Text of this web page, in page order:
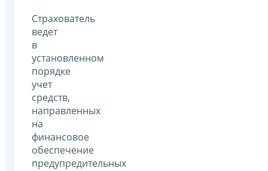
Страхователь
ведет
в
установленном
порядке
учет
средств,
направленных
на
финансовое
обеспечение
предупредительных